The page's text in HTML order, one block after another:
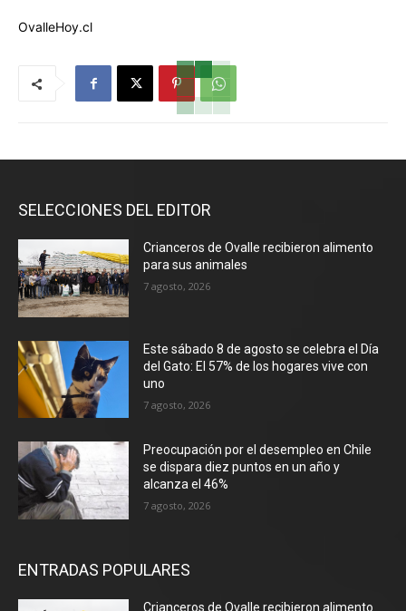
OvalleHoy.cl
SELECCIONES DEL EDITOR
Crianceros de Ovalle recibieron alimento
para sus animales
7 agosto, 2026
Este sábado 8 de agosto se celebra el Día
del Gato: El 57% de los hogares vive con
uno
7 agosto, 2026
Preocupación por el desempleo en Chile
se dispara diez puntos en un año y
alcanza el 46%
7 agosto, 2026
ENTRADAS POPULARES
Crianceros de Ovalle recibieron alimento